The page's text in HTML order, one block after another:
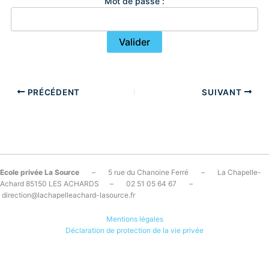
PRÉCÉDENT SUIVANT
Ecole privée La Source – 5 rue du Chanoine Ferré – La Chapelle-
Achard 85150 LES ACHARDS – 02 51 05 64 67 –
direction@lachapelleachard-lasource.fr
Mentions légales
Déclaration de protection de la vie privée